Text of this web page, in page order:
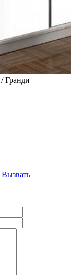
/ Гранди
Вызвать